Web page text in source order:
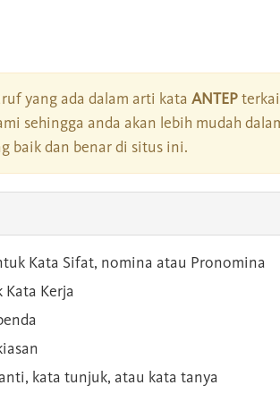
yang ada dalam arti kata ANTEP
sehingga anda akan lebih mudah
baik dan benar di situs ini.
Kata Sifat, nomina atau Pronomina
Kerja
kata tunjuk, atau kata tanya